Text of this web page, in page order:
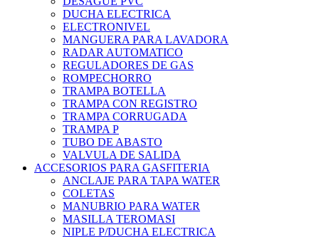
DUCHA ELECTRICA
ELECTRONIVEL
MANGUERA PARA LAVADORA
RADAR AUTOMATICO
REGULADORES DE GAS
ROMPECHORRO
TRAMPA BOTELLA
TRAMPA CON REGISTRO
TRAMPA CORRUGADA
TRAMPA P
TUBO DE ABASTO
VALVULA DE SALIDA
ACCESORIOS PARA GASFITERIA
ANCLAJE PARA TAPA WATER
COLETAS
MANUBRIO PARA WATER
MASILLA TEROMASI
NIPLE P/DUCHA ELECTRICA